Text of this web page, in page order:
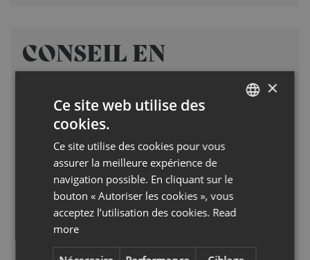
CONSEIL EN
FINANCEMENT
Composez votre budget
La maîtrise du coût total de votre projet est un
facteur essentiel pour un financement en toute
tranquillité.
Notre équipe est attentive à vous
communiquer les bonnes informations, et à
vous accompagner, en lien avec nos partenaires
×
Ce site web utilise des
cookies.
Ce site utilise des cookies pour vous
assurer la meilleure expérience de
navigation possible. En cliquant sur le
bouton « Autoriser les cookies », vous
acceptez l’utilisation des cookies. Read
more